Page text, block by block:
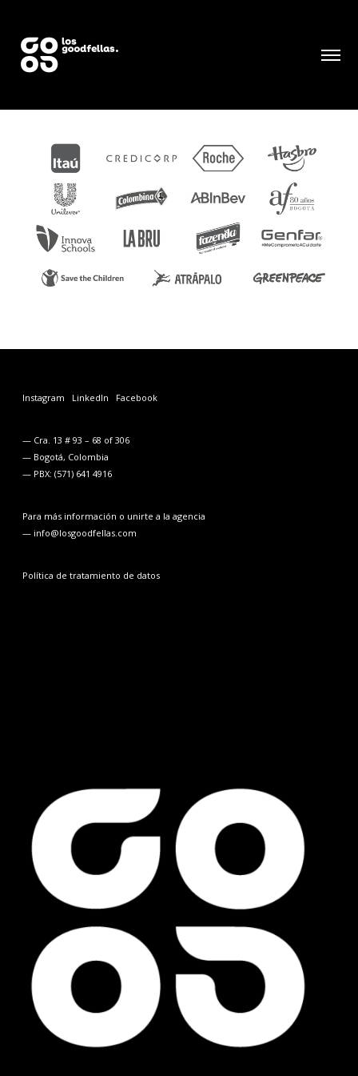
Instagram LinkedIn Facebook
— Cra. 13 # 93 – 68 of 306
— Bogotá, Colombia
— PBX: (571) 641 4916
Para más información o unirte a la agencia
— info@losgoodfellas.com
Política de tratamiento de datos